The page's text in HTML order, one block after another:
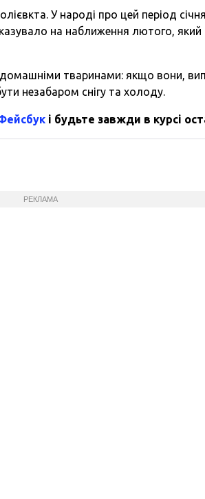
У народі про цей період
на наближення лютого,
тваринами: якщо вони,
незабаром снігу та холоду.
і будьте завжди в курсі
РЕКЛАМА